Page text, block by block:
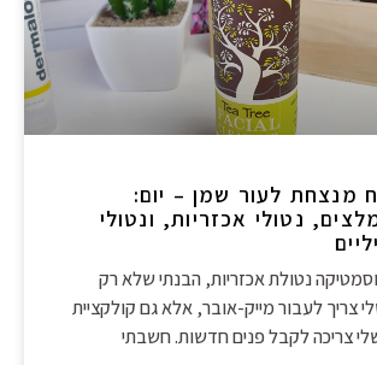
מנצחת לעור שמן – יום:
נטולי אכזריות, ונטולי
נטולת אכזריות, הבנתי שלא רק
צריך לעבור מייק-אובר, אלא גם קולקציית
צריכה לקבל פנים חדשות. חשבתי